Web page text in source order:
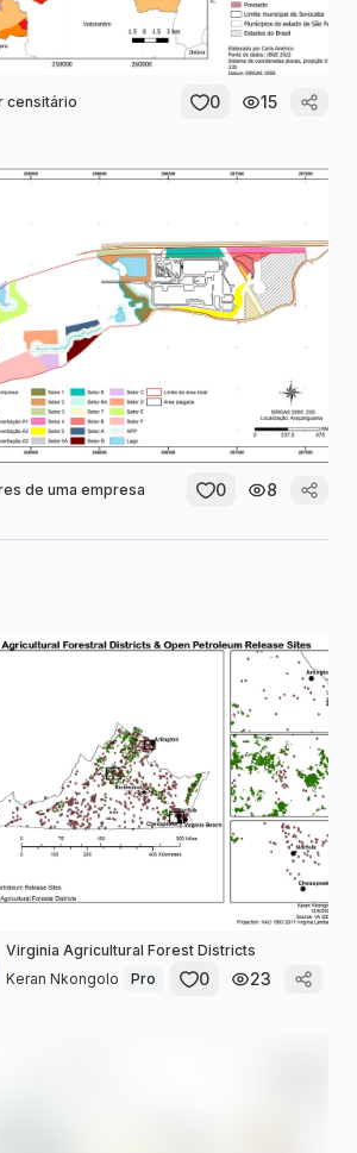
censitário 0 15
de uma empresa 0 8
Virginia Agricultural Forest Districts
Keran Nkongolo
Pro 0 23